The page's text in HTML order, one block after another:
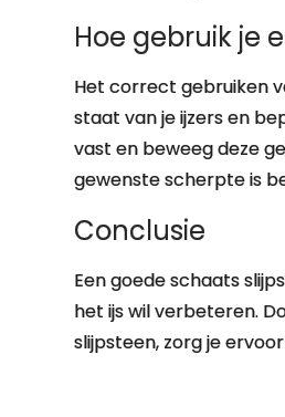
Hoe gebruik je
Het correct gebruiken
staat van je ijzers en
vast en beweeg deze
gewenste scherpte is
Conclusie
Een goede schaats
het ijs wil verbeteren.
slijpsteen, zorg je